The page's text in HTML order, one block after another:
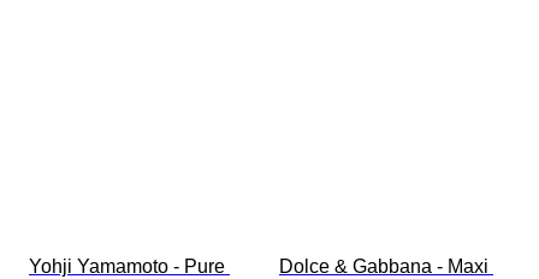
Yohji Yamamoto - Pure
Dolce & Gabbana - Maxi